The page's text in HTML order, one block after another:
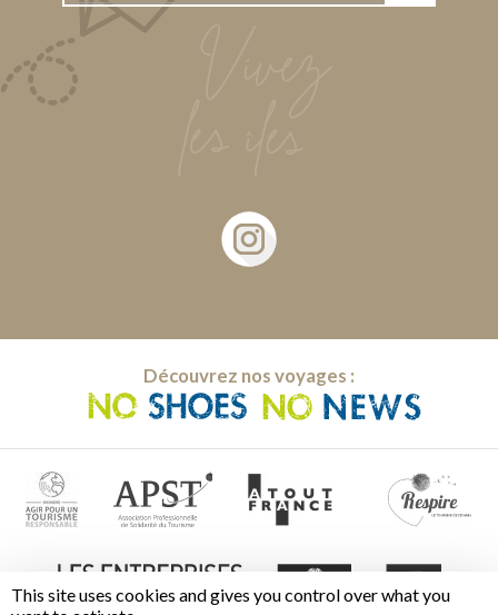
This site uses cookies and gives you control over what you
Découvrez nos voyages :